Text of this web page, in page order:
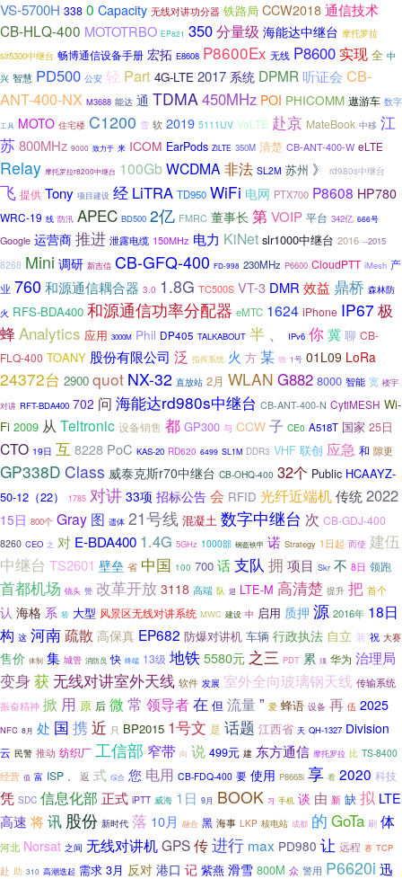
VS-5700H 338 0 Capacity 无线对讲功分器 铁路局 CCW2018通信技术
CB-HLQ-400 MOTOTRBO EP821 350分量级 海能达中继台 摩托罗拉
slr5300中继台 畅博通信设备手册 宏拓 E8608 P8600Ex 无线 P8600 实现 全 中
兴 智慧 PD500 公安 轻 Part 4G-LTE 2017 系统 DPMR 听证会 CB-
ANT-400-NX M3688 能达 通 TDMA450MHz POI PHICOMM 遨游车 数字
工具 MOTO 住宅楼 C1200 雪 软 2019 5111UV VoLTE 赴京 MateBook 中移 江
苏800MHz 9000 致力于 来 ICOM EarPods ZiLTE 350M 清楚 CB-ANT-400-W eLTE
Relay 摩托罗拉r8200中继台 100GbWCDMA 非法 SL2M 苏州 》 rd980s中继台
飞 提供 Tony 项目建设 经 LiTRA TD950 WiFi 电网 PTX700 P8608 HP780
WRC-19 线 防汛 APEC BD500 2亿 FMRC 董事长 第VOIP 平台 342亿 666号
Google 运营商 推进 泄露电缆 150MHz 电力 KiNet slr1000中继台 2016 --2015
8268 Mini 调研 新吉信 CB-GFQ-400 FD-998 230MHz P6600 CloudPTT iMesh 产
业 760 和源通信耦合器 3.0 1.8G TC500S VT-3 DMR 效益 鼎桥 森林防
火 RFS-BDA400 和源通信功率分配器 eMTC 1624 iPhone IP67 极
蜂Analytics 应用 3000M Phil DP405 TALKABOUT 半 、 IPv6 你冀 聊 CB-
FLQ-400 TOANY 股份有限公司 泛 指挥系统 火 方 某 物 1号 01L09 LoRa
24372台 2900 quot NX-32 直放站 2月 WLAN G882 8000 智能 宽 楼宇
对讲 RFT-BDA400 702 问 海能达rd980s中继台 CB-ANT-400-N CytiMESH Wi-
Fi 2009 从 Teltronic 设备销售 都 GP300 与 CCW 子 CE0 A518T 国家 25日
CTO 19日 互 8228 PoC KAS-20 RD620 6499 SL1M DDR3 VHF 联创 应急 和 隙更
GP338D Class 威泰克斯r70中继台 CB-OHQ-400 32个 Public HCAAYZ-
50-12（22）
1785 对讲 33项 招标公告 会 RFID 光纤近端机传统2022
15日 800个 Gray 图 遗体 21号线 混凝土 数字中继台 次 CB-GDJ-400
8260 CEO 之 对 E-BDA400 1.4G 5GHz 1000部 钢盔铁甲 诺 Strategy 1日起 而使 建伍
中继台 TS2601 壁垒 省 中国 100 700 话支队 拥 项目 Skr 不 8日 领跑
首都机场 镜头 赞 改革开放 3118 高端 队 迎 LTE-M 高清楚 提升 把 首个
认 海格 系 桥 大型 风景区无线对讲系统 MWC 建设 中 启用 质押 源 2016年 18日
构 这 河南 疏散 高保真 EP682 防爆对讲机 车辆 行政执法 自立 兼 祝 大赛
售价 体制 集 城管 消防员 快 终端 13级 地铁5580元 之三 PDT 累 须 华为 治理局
变身 获无线对讲室外天线 软件 发展 室外全向玻璃钢天线 传输系统
振奋精神 掀 用 原 后 微 常 领导者在 但 流量” 爱 蜂语 设备 再 伍 2025
NFC 8月 处 国 携近 只 BP2015 1号文 是 话题 江西省 天 QH-1327 Division
云 民警 推动 纺织厂 工信部 窄带 向 说 499元 建 东方通信 摩托罗拉 比 TS-8400
经营 值 富 ISP 。 返 式 综合 您 电用 CB-FDQ-400 要 使用 P8668i 享 看 2020 科技
凭 SDC 信息化部 正式 iPTT 威海 1日 9月 BOOK 习 手机 谈 由 新 缺 拟 LTE
高速 将讯 股份 新时代 落 10月 融合 黑 海事 LKP 核电站 成都 的 GoTa 刷 体
河北 Norsat 之间 无线对讲机GPS传进行 max PD980 让 远程 赛 TCP
赴 助 310 高潮迭起 需求 3月 反对 港口 记 紫燕 滑雪 800M 众 警用 P6620i 迅